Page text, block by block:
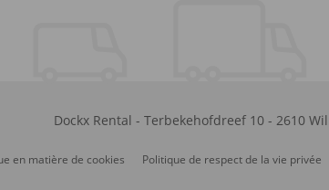
Dockx Rental - Terbekehofdreef 10- 2610
en matière de cookies Politique de respect de la vie privée